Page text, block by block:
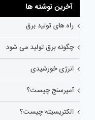
آخرین نوشته ها
راه های تولید برق
چگونه برق تولید می شود
انرژی خورشیدی
آمپرسنج چیست؟
الکتریسیته چیست؟